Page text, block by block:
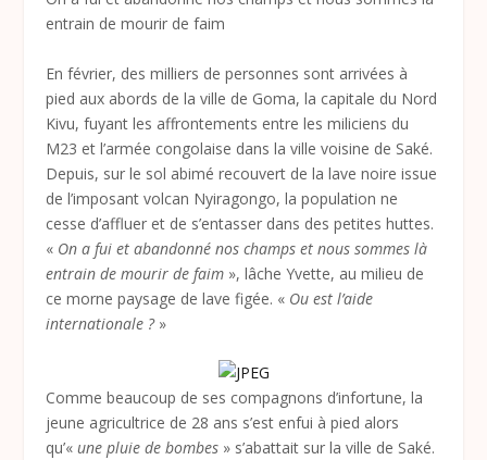
entrain de mourir de faim
En février, des milliers de personnes sont arrivées à
pied aux abords de la ville de Goma, la capitale du Nord
Kivu, fuyant les affrontements entre les miliciens du
M23 et l’armée congolaise dans la ville voisine de Saké.
Depuis, sur le sol abimé recouvert de la lave noire issue
de l’imposant volcan Nyiragongo, la population ne
cesse d’affluer et de s’entasser dans des petites huttes.
« On a fui et abandonné nos champs et nous sommes là
entrain de mourir de faim », lâche Yvette, au milieu de
ce morne paysage de lave figée. « Ou est l’aide
internationale ?»
Comme beaucoup de ses compagnons d’infortune, la
jeune agricultrice de 28 ans s’est enfui à pied alors
qu’«une pluie de bombes » s’abattait sur la ville de Saké.